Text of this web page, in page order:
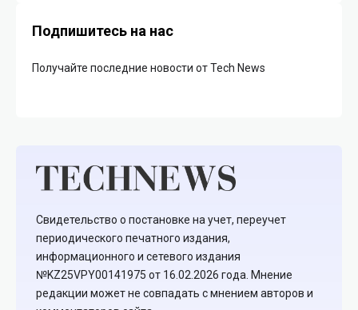
Подпишитесь на нас
Получайте последние новости от Tech News
Свидетельство о постановке на учет, переучет
периодического печатного издания,
информационного и сетевого издания
№KZ25VPY00141975 от 16.02.2026 года. Мнение
редакции может не совпадать с мнением авторов и